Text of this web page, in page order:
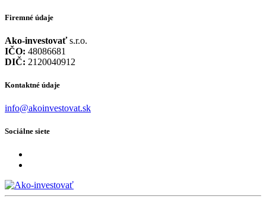
Firemné údaje
Ako-investovaťs.r.o.
IČO: 48086681
DIČ: 2120040912
Kontaktné údaje
info@akoinvestovat.sk
Sociálne siete